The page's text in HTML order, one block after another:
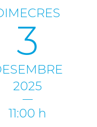
3
2025
11:00 h